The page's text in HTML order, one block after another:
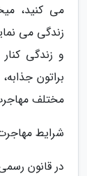
می کنید،
زندگی می
و زندگی
براتون
مختلف
شرایط
در قانون